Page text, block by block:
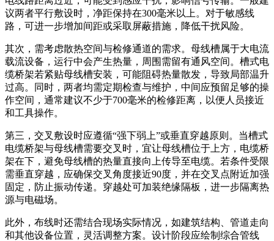
议两者平行敷设时，净距保持在300毫米以上。对于敏感线
路，可进一步增加间距或采取屏蔽措施，降低干扰风险。
其次，需考虑散热空间与检修通道的需求。母线槽属于大电流
载流设备，运行中会产生热量，周围需留有通风空间。槽式电
缆桥架若紧贴母线槽安装，可能阻碍热量散发，导致局部温升
过高。同时，两者均需定期检查与维护，中间应预留足够的操
作空间，通常建议不少于700毫米的检修距离，以便人员接近
和工具操作。
第三，交叉敷设时应遵循“强下弱上”或垂直穿越原则。当槽式
电缆桥架与母线槽需要交叉时，宜让母线槽位于上方，电缆桥
架在下，避免母线槽的热量直接向上传导至电缆。若条件受限
需垂直穿越，应确保交叉角度接近90度，并在交叉点附近加强
固定，防止振动传递。穿越处可加装绝缘隔板，进一步隔离热
源与电磁场。
此外，布线时还需结合现场实际情况，如建筑结构、管道走向
和其他设备位置，灵活调整方案。设计阶段应绘制综合管线